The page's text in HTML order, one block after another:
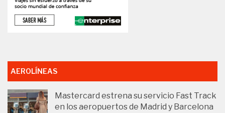
AEROLÍNEAS
Mastercard estrena su servicio Fast Track
en los aeropuertos de Madrid y Barcelona